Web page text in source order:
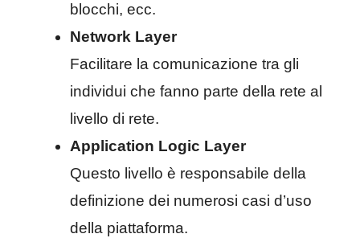
blocchi, ecc.
Network Layer
Facilitare la comunicazione tra gli
individui che fanno parte della rete al
livello di rete.
Application Logic Layer
Questo livello è responsabile della
definizione dei numerosi casi d’uso
della piattaforma.